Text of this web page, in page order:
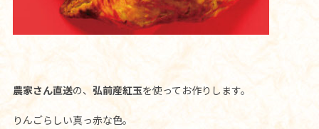
農家さん直送の、弘前産紅玉を使ってお作りします。
りんごらしい真っ赤な色。